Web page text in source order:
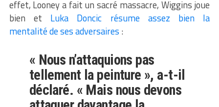
effet, Looney a fait un sacré massacre, Wiggins joue
bien et Luka Doncic résume assez bien la
mentalité de ses adversaires :
« Nous n’attaquions pas
tellement la peinture », a-t-il
déclaré. « Mais nous devons